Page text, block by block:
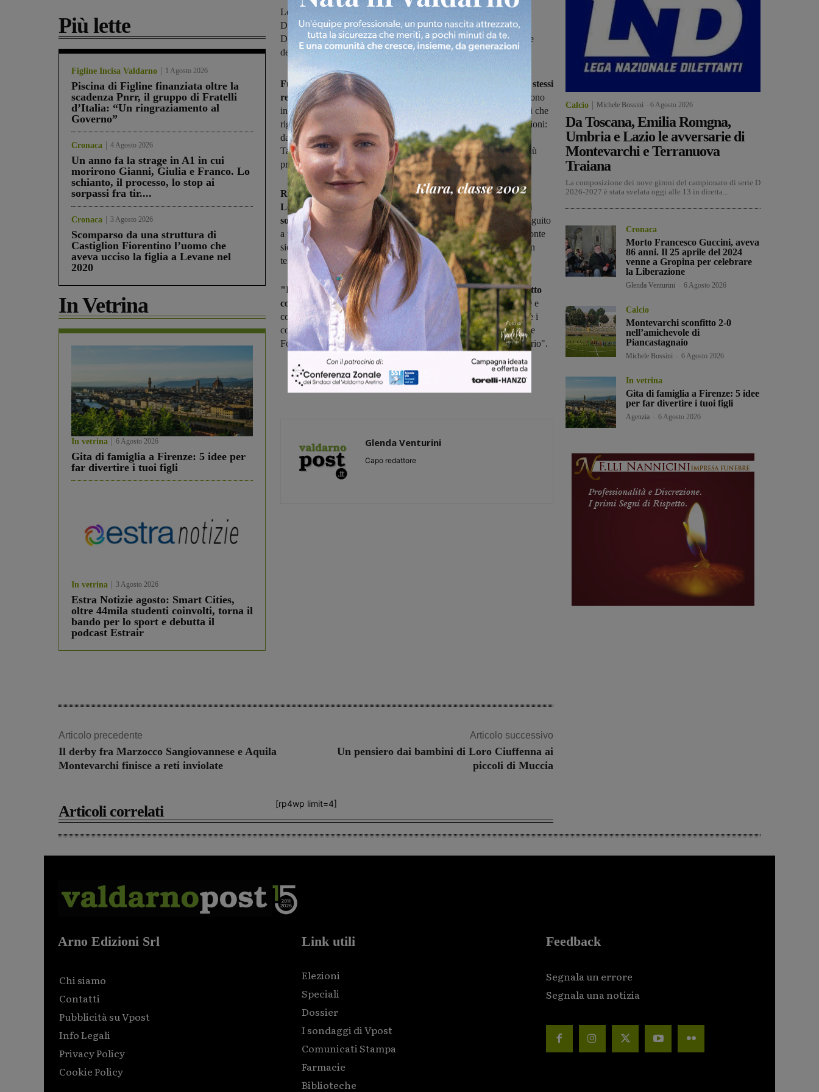
Più lette
Figline Incisa Valdarno 1 Agosto 2026
Piscina di Figline finanziata oltre la
scadenza Pnrr, il gruppo di Fratelli
d’Italia: “Un ringraziamento al
Governo”
Cronaca 4 Agosto 2026
Un anno fa la strage in A1 in cui
morirono Gianni, Giulia e Franco. Lo
schianto, il processo, lo stop ai
sorpassi fra tir....
Cronaca 3 Agosto 2026
Scomparso da una struttura di
Castiglion Fiorentino l’uomo che
aveva ucciso la figlia a Levane nel
2020
In Vetrina
In vetrina 6 Agosto 2026
Gita di famiglia a Firenze: 5 idee per
far divertire i tuoi figli
In vetrina 3 Agosto 2026
Estra Notizie agosto: Smart Cities,
oltre 44mila studenti coinvolti, torna il
bando per lo sport e debutta il
podcast Estrair
Le segnalazioni arrivano soprattutto dalle frazioni di Troghi, San
Donato, Palazzolo. I cittadini chiedono più sicurezza. Il sindaco
Daniele Lorenzini spiega: “Siamo in costante contatto con le forze
dell’ordine, i controlli sono puntuali e quotidiani”
Furti e tentativi di furti nelle abitazioni, sventati magari dagli stessi
residentiche, sentendo qualche rumore, accendono le luci e mettono
in fuga i ladri. Dall'inizio dell'anno sono numerose le segnalazioni che
riguardano il territorio comunale di Rignano, in particolare le frazioni:
da San Donato a Troghi, passando per Le Valli, Palazzolo, Cellai.
Tanto che i residenti ora esprimono preoccupazione e chiedono più
presenza delle istituzioni e delle forze dell'ordine.
Richieste che sono arrivate al sindaco di Rignano, Daniele
Lorenzini, che oggi in una nota ha assicurato che i controlli ci
sono: "L’Amministrazione comunale informa i cittadini che, in seguito
a una serie di segnalazioni, si sta adoperando in prima linea sul fronte
sicurezza all’interno del proprio territorio. Per noi la sicurezza è un
tema importantissimo".
"Il Comune – continua Lorenzini – è continuamente in contatto
con le Forze dell’Ordine per le necessarie attività di prevenzione e
controllo. Voglio invitare perciò tutti i cittadini a segnalare, tramite i
consueti canali di contatto, le varie situazioni di pericolo alle stesse
Forze dell’Ordine, in modo che possano intervenire dove necessario".
Glenda Venturini
Capo redattore
Articolo precedente
Il derby fra Marzocco Sangiovannese e Aquila
Montevarchi finisce a reti inviolate
Articolo successivo
Un pensiero dai bambini di Loro Ciuffenna ai
piccoli di Muccia
[rp4wp limit=4]
Articoli correlati
Calcio Michele Bossini 6 Agosto 2026
Da Toscana, Emilia Romgna,
Umbria e Lazio le avversarie di
Montevarchi e Terranuova
Traiana
La composizione dei nove gironi del campionato di serie D
2026-2027 è stata svelata oggi alle 13 in diretta...
Cronaca
Morto Francesco Guccini, aveva
86 anni. Il 25 aprile del 2024
venne a Gropina per celebrare
la Liberazione
Glenda Venturini 6 Agosto 2026
Calcio
Montevarchi sconfitto 2-0
nell’amichevole di
Piancastagnaio
Michele Bossini 6 Agosto 2026
In vetrina
Gita di famiglia a Firenze: 5 idee
per far divertire i tuoi figli
Agenzia 6 Agosto 2026
Arno Edizioni Srl
Chi siamo
Contatti
Pubblicità su Vpost
Info Legali
Privacy Policy
Cookie Policy
Link utili
Elezioni
Speciali
Dossier
I sondaggi di Vpost
Comunicati Stampa
Farmacie
Biblioteche
Feedback
Segnala un errore
Segnala una notizia